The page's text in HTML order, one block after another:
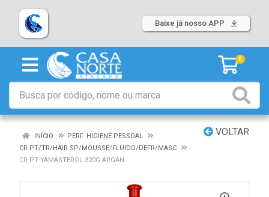
Baixe já nosso APP
0
VOLTAR
INÍCIO
PERF. HIGIENE PESSOAL
CR PT/TR/HAIR SP/MOUSSE/FLUIDO/DEFR/MASC
CR PT YAMASTEROL 320G ARGAN